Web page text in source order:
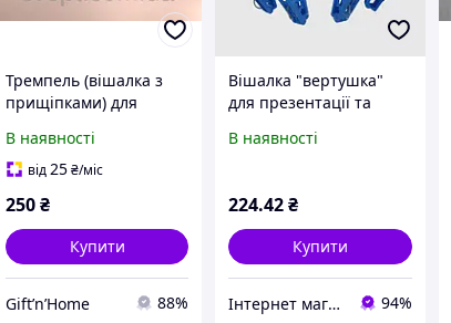
Тремпель (вішалка з
прищіпками) для
В наявності
від25₴/міс
250₴
Купити
Gift’n’Home 88%
Вішалка "вертушка"
для презентації та
В наявності
224.42₴
Купити
Інтернет магазин «VAVILON» 94%